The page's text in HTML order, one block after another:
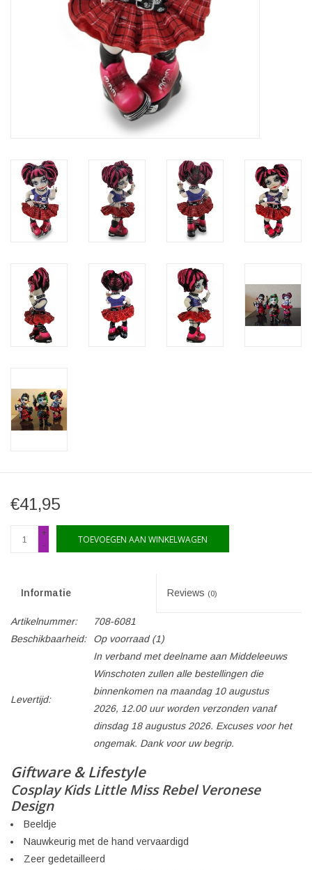
€41,95
+
-
TOEVOEGEN AAN WINKELWAGEN
Informatie Reviews (0)
Artikelnummer:
708-6081
Beschikbaarheid:
Op voorraad(1)
Levertijd:
In verband met deelname aan Middeleeuws
Winschoten zullen alle bestellingen die
binnenkomen na maandag 10 augustus
2026, 12.00 uur worden verzonden vanaf
dinsdag 18 augustus 2026. Excuses voor het
ongemak. Dank voor uw begrip.
Giftware & Lifestyle
Cosplay Kids Little Miss Rebel Veronese
Design
Beeldje
Nauwkeurig met de hand vervaardigd
Zeer gedetailleerd